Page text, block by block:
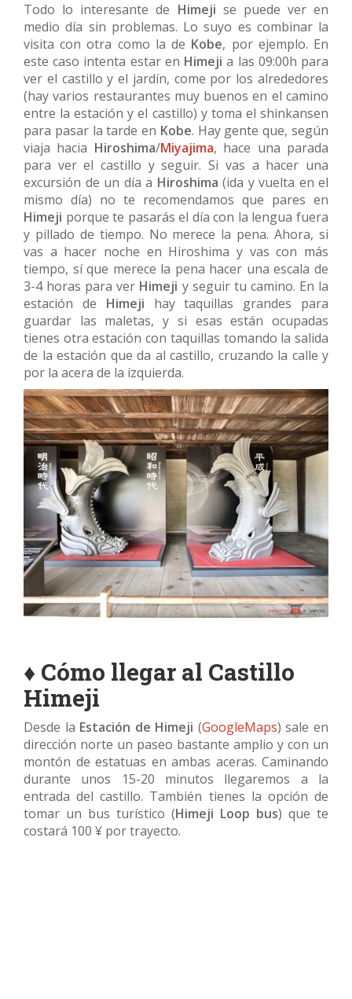
Todo lo interesante de Himeji se puede ver en
medio día sin problemas. Lo suyo es combinar la
visita con otra como la de Kobe, por ejemplo. En
este caso intenta estar en Himeji a las 09:00h para
ver el castillo y el jardín, come por los alrededores
(hay varios restaurantes muy buenos en el camino
entre la estación y el castillo) y toma el shinkansen
para pasar la tarde en Kobe. Hay gente que, según
viaja hacia Hiroshima/Miyajima, hace una parada
para ver el castillo y seguir. Si vas a hacer una
excursión de un día a Hiroshima (ida y vuelta en el
mismo día) no te recomendamos que pares en
Himeji porque te pasarás el día con la lengua fuera
y pillado de tiempo. No merece la pena. Ahora, si
vas a hacer noche en Hiroshima y vas con más
tiempo, sí que merece la pena hacer una escala de
3-4 horas para ver Himeji y seguir tu camino. En la
estación de Himeji hay taquillas grandes para
guardar las maletas, y si esas están ocupadas
tienes otra estación con taquillas tomando la salida
de la estación que da al castillo, cruzando la calle y
por la acera de la izquierda.
♦ Cómo llegar al Castillo
Himeji
Desde la Estación de Himeji (GoogleMaps) sale en
dirección norte un paseo bastante amplio y con un
montón de estatuas en ambas aceras. Caminando
durante unos 15-20 minutos llegaremos a la
entrada del castillo. También tienes la opción de
tomar un bus turístico (Himeji Loop bus) que te
costará 100 ¥ por trayecto.